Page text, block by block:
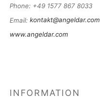
Phone: +49 1577 867 8033
Email: kontakt@angeldar.com
www.angeldar.com
INFORMATION